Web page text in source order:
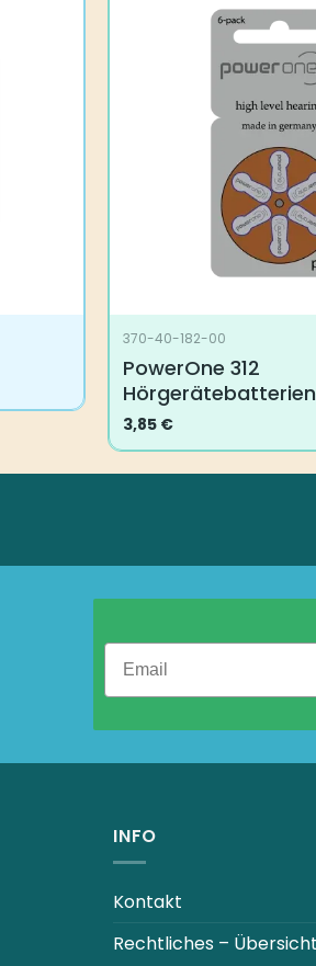
370-40-182-00
PowerOne 312
Hörgerätebatterien
3,85 €
INFO
Kontakt
Rechtliches – Übersicht